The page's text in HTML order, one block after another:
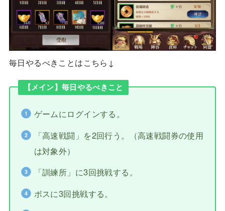
毎日やるべきことはこちら↓
【メイン】毎日やるべきこと
ゲームにログインする。
「高速戦闘」を2回行う。（高速戦闘券の使用
は対象外）
「訓練所」に3回挑戦する。
ボスに3回挑戦する。